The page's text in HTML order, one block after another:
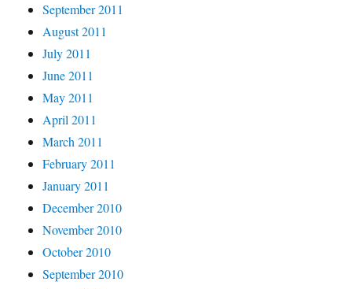
September 2011
August 2011
July 2011
June 2011
May 2011
April 2011
March 2011
February 2011
January 2011
December 2010
November 2010
October 2010
September 2010